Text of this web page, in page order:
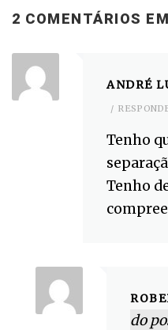
2 COMENTÁRIOS
ANDRÉ
Tenho
Tenho
do